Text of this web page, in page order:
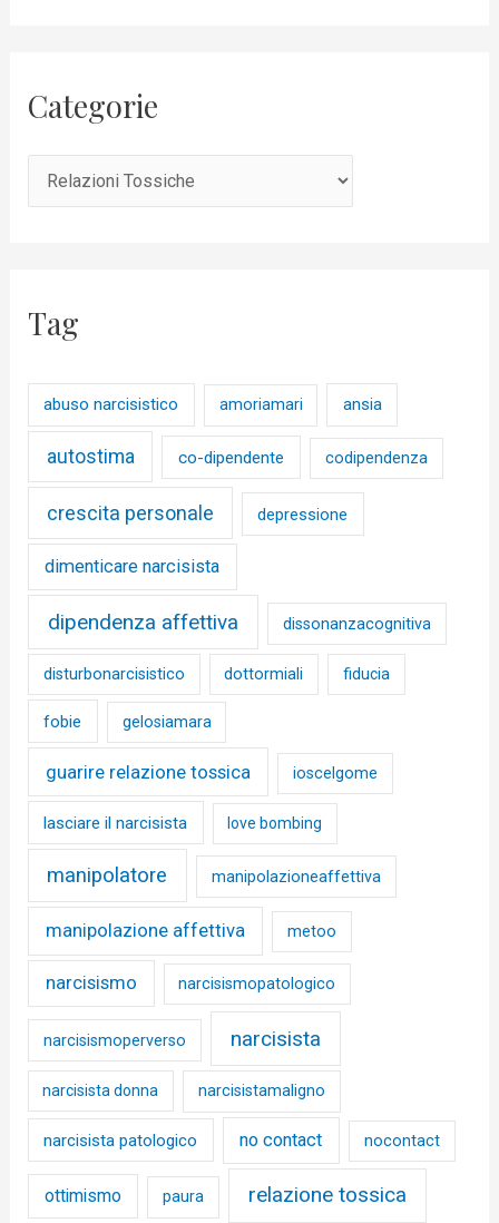
Categorie
Tag
abuso narcisistico amoriamari ansia
autostima co-dipendente codipendenza
crescita personale depressione
dimenticare narcisista
dipendenza affettiva dissonanzacognitiva
disturbonarcisistico dottormiali fiducia
fobie gelosiamara
guarire relazione tossica ioscelgome
lasciare il narcisista love bombing
manipolatore manipolazioneaffettiva
manipolazione affettiva metoo
narcisismo narcisismopatologico
narcisismoperverso narcisista
narcisista donna narcisistamaligno
narcisista patologico no contact nocontact
ottimismo paura relazione tossica